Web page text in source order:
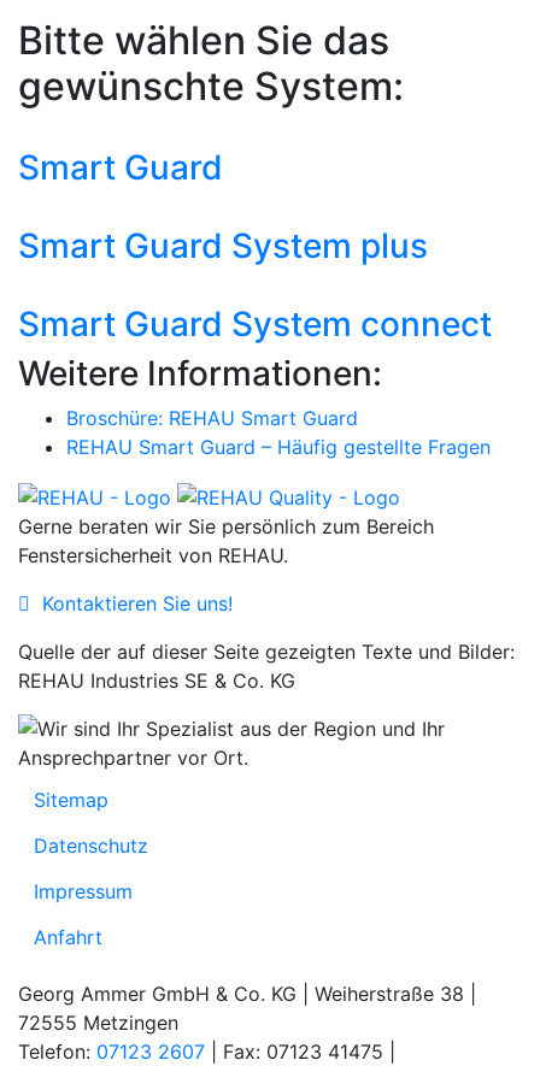
Bitte wählen Sie das
gewünschte System:
Smart Guard
Smart Guard System plus
Smart Guard System connect
Weitere Informationen:
Broschüre: REHAU Smart Guard
REHAU Smart Guard – Häufig gestellte Fragen
Gerne beraten wir Sie persönlich zum Bereich
Fenstersicherheit von REHAU.
Kontaktieren Sie uns!
Quelle der auf dieser Seite gezeigten Texte und Bilder:
REHAU Industries SE & Co. KG
Sitemap
Datenschutz
Impressum
Anfahrt
Georg Ammer GmbH & Co. KG | Weiherstraße 38 |
72555 Metzingen
Telefon: 07123 2607 | Fax: 07123 41475 |